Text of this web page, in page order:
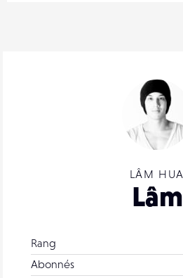
LÂM HUA
Lâm
Rang
Abonnés